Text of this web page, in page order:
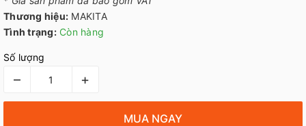
Thương hiệu: MAKITA
Tình trạng: Còn hàng
Số lượng
– +
MUA NGAY